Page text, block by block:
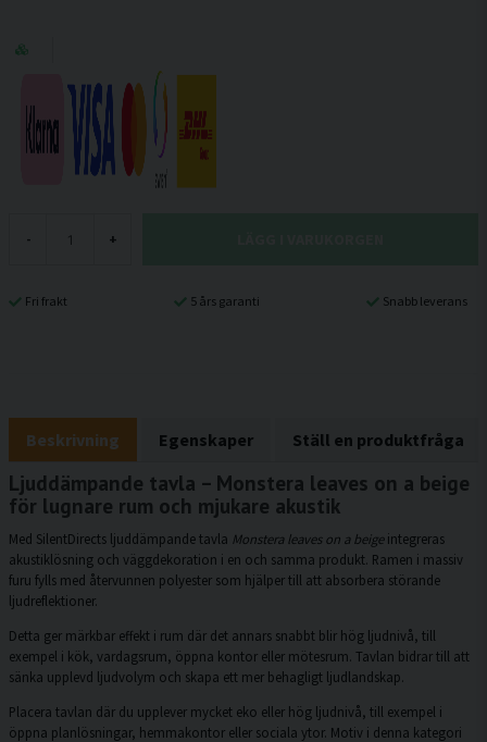
- +
Fri frakt 5 års garanti Snabb leverans
Beskrivning Egenskaper Ställ en produktfråga
Ljuddämpande tavla – Monstera leaves on a beige
för lugnare rum och mjukare akustik
Med SilentDirects ljuddämpande tavla Monstera leaves on a beigeintegreras
akustiklösning och väggdekoration i en och samma produkt. Ramen i massiv
furu fylls med återvunnen polyester som hjälper till att absorbera störande
ljudreflektioner.
Detta ger märkbar effekt i rum där det annars snabbt blir hög ljudnivå, till
exempel i kök, vardagsrum, öppna kontor eller mötesrum. Tavlan bidrar till att
sänka upplevd ljudvolym och skapa ett mer behagligt ljudlandskap.
Placera tavlan där du upplever mycket eko eller hög ljudnivå, till exempel i
öppna planlösningar, hemmakontor eller sociala ytor. Motiv i denna kategori